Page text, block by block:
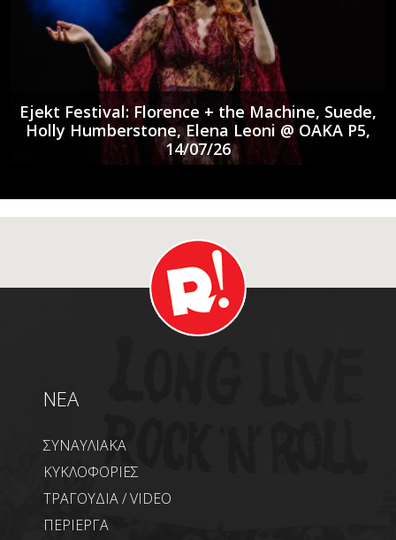
Ejekt Festival: Florence + the Machine, Suede,
Holly Humberstone, Elena Leoni @ ΟΑΚΑ P5,
14/07/26
NEA
ΣΥΝΑΥΛΙΑΚΑ
ΚΥΚΛΟΦΟΡΙΕΣ
ΤΡΑΓΟΥΔΙΑ / VIDEO
ΠΕΡΙΕΡΓΑ